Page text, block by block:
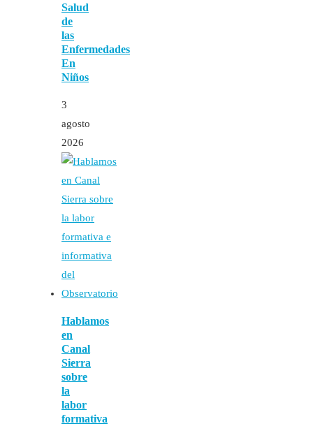
Salud
de
las
Enfermedades
En
Niños
3
agosto
2026
Hablamos
en
Canal
Sierra
sobre
la
labor
formativa